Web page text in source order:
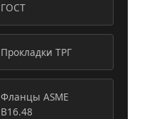
ГОСТ
Прокладки ТРГ
Фланцы ASME
B16.48